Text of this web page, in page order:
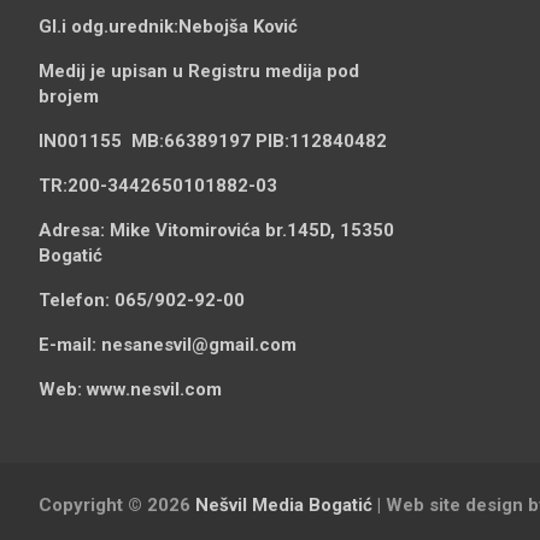
Gl.i odg.urednik:Nebojša Ković
Medij je upisan u Registru medija pod
brojem
IN001155 MB:66389197 PIB:112840482
TR:200-3442650101882-03
Adresa: Mike Vitomirovića br.145D, 15350
Bogatić
Telefon: 065/902-92-00
E-mail: nesanesvil@gmail.com
Web: www.nesvil.com
Copyright © 2026 Nešvil Media Bogatić | Web site design